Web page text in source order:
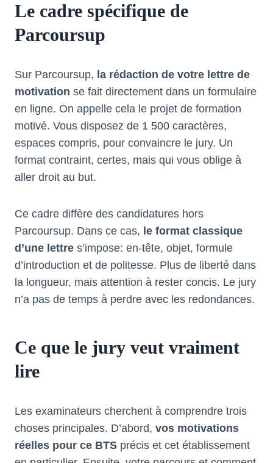
Le cadre spécifique de
Parcoursup
Sur Parcoursup, la rédaction de votre lettre de
motivation se fait directement dans un formulaire
en ligne. On appelle cela le projet de formation
motivé. Vous disposez de 1 500 caractères,
espaces compris, pour convaincre le jury. Un
format contraint, certes, mais qui vous oblige à
aller droit au but.
Ce cadre diffère des candidatures hors
Parcoursup. Dans ce cas, le format classique
d’une lettre s’impose: en-tête, objet, formule
d’introduction et de politesse. Plus de liberté dans
la longueur, mais attention à rester concis. Le jury
n’a pas de temps à perdre avec les redondances.
Ce que le jury veut vraiment
lire
Les examinateurs cherchent à comprendre trois
choses principales. D’abord, vos motivations
réelles pour ce BTS précis et cet établissement